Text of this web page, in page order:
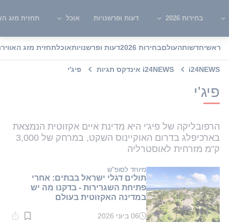
בחירות 2026 דעות ופרשנויות אוכל תחזית מזג
ראשיחדשותהעולםבחירות 2026 דעות ופרשנויותאוכלתחזית מזג האוויר
i24NEWS i24NEWS אינדקס תגיות פיג'י
פיג'י
הרפובליקה של פיג'י היא מדינת איים אקזוטית הנמצאת
בארכיפלג בדרום האוקיינוס השקט, במרחק של 3,000
ק"מ מזרחית לאוסטרליה
מיוחד לסופ"ש
תולים דגלי ישראל בבתים: אחרי
פתיחת השגרירות - בדקנו מה יש
במדינה האקזוטית בעולם
זמן06 ביוני 2026